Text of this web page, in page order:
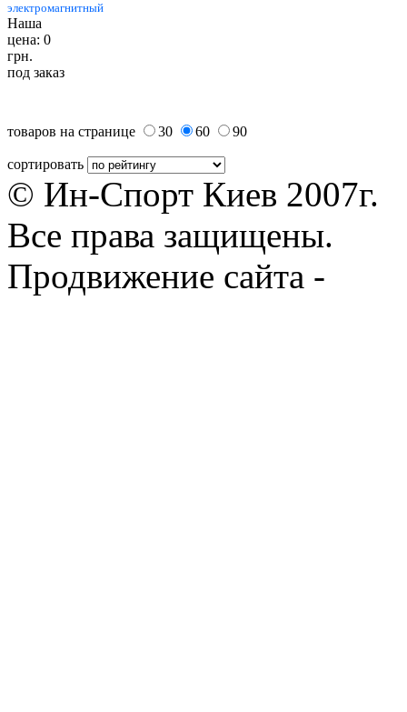
электромагнитный
Наша
цена: 0
грн.
под заказ
товаров на странице 30 60 90
сортировать
© Ин-Спорт Киев 2007г.
Все права защищены.
Продвижение сайта -